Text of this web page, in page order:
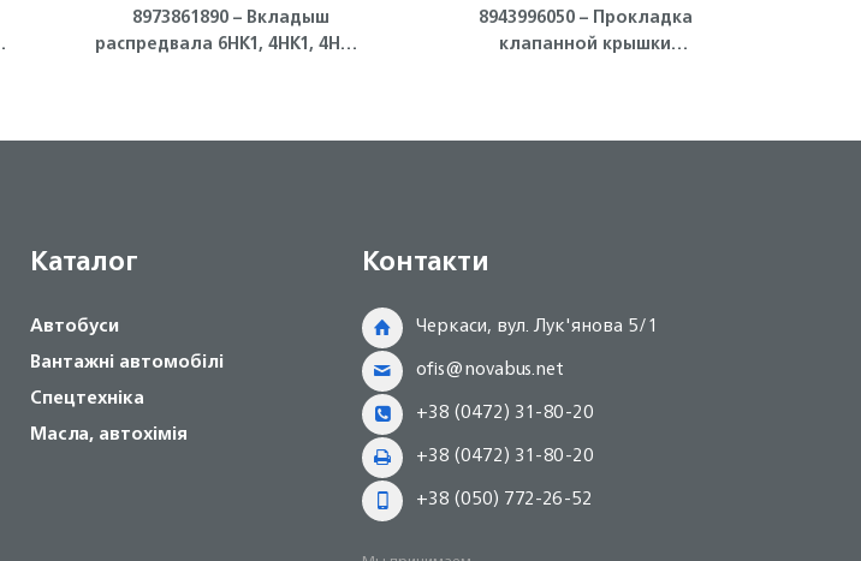
8973861890 – Вкладыш
распредвала 6HK1, 4HK1, 4HG1,
8943996050 – Прокладка
клапанной крышки
Каталог
Автобуси
Вантажні автомобілі
Спецтехніка
Масла, автохімія
Контакти
Черкаси, вул. Лук'янова 5/1
ofis@novabus.net
+38 (0472) 31-80-20
+38 (0472) 31-80-20
+38 (050) 772-26-52